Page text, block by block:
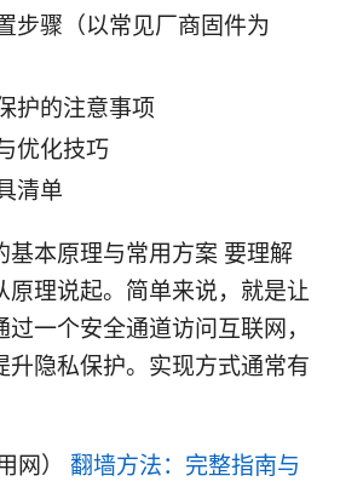
步骤（以常见厂商固件为
护的注意事项
优化技巧
清单
基本原理与常用方案 要理解
原理说起。简单来说，就是让
一个安全通道访问互联网，
升隐私保护。实现方式通常有
网） 翻墙方法：完整指南与